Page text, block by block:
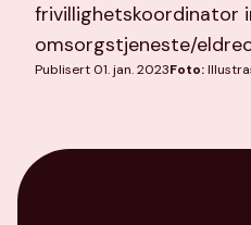
frivillighetskoordinator
omsorgstjeneste/
Publisert 01. jan. 2023Foto: